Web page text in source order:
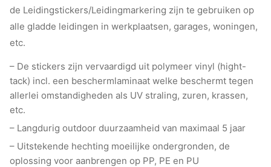
de Leidingstickers/Leidingmarkering zijn te gebruiken op
alle gladde leidingen in werkplaatsen, garages, woningen,
etc.
– De stickers zijn vervaardigd uit polymeer vinyl (hight-
tack) incl. een beschermlaminaat welke beschermt tegen
allerlei omstandigheden als UV straling, zuren, krassen,
etc.
– Langdurig outdoor duurzaamheid van maximaal 5 jaar
– Uitstekende hechting moeilijke ondergronden, de
oplossing voor aanbrengen op PP, PE en PU